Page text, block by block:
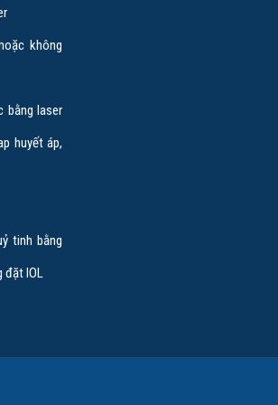
Bệnh
không
bằng laser
huyết áp,
tinh bằng
đặt IOL